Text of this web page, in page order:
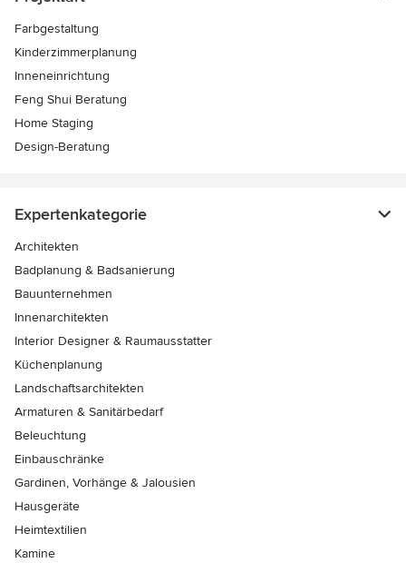
Farbgestaltung
Kinderzimmerplanung
Inneneinrichtung
Feng Shui Beratung
Home Staging
Design-Beratung
Expertenkategorie
Architekten
Badplanung & Badsanierung
Bauunternehmen
Innenarchitekten
Interior Designer & Raumausstatter
Küchenplanung
Landschaftsarchitekten
Armaturen & Sanitärbedarf
Beleuchtung
Einbauschränke
Gardinen, Vorhänge & Jalousien
Hausgeräte
Heimtextilien
Kamine